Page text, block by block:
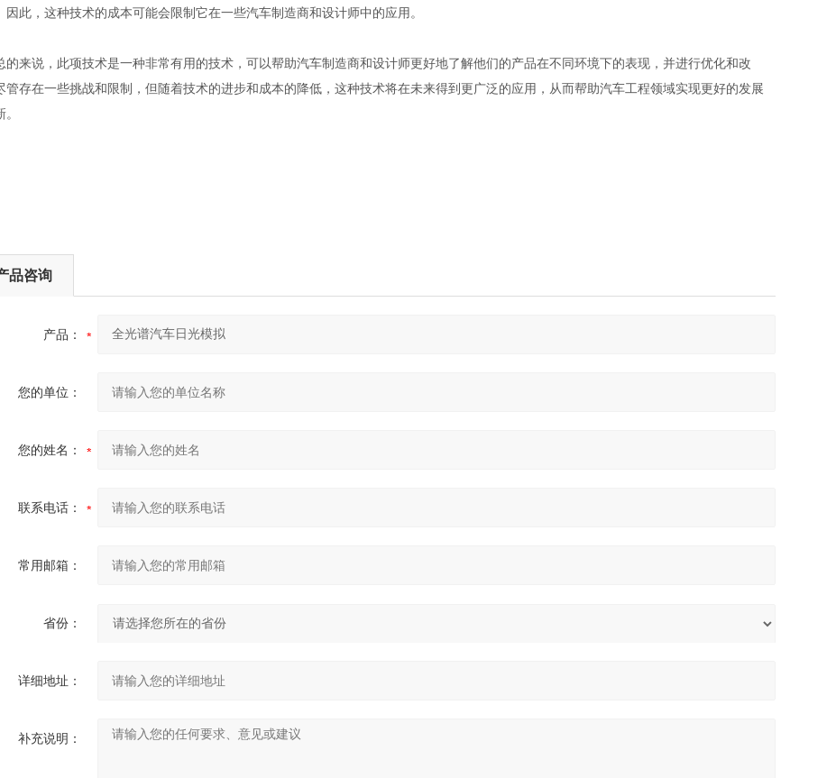
因此，这种技术的成本可能会限制它在一些汽车制造商和设计师中的应用。
说，此项技术是一种非常有用的技术，可以帮助汽车制造商和设计师更好地了解他们的产品在不同环境下的表现，并进行优化和改
管存在一些挑战和限制，但随着技术的进步和成本的降低，这种技术将在未来得到更广泛的应用，从而帮助汽车工程领域实现更好的发展
品咨询
产品：
您的单位：
您的姓名：
联系电话：
常用邮箱：
省份：
详细地址：
补充说明：